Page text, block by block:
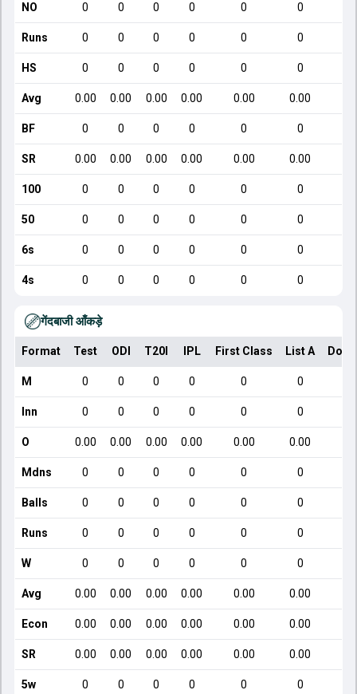
NO 0 0 0 0 0 0
Runs 0 0 0 0 0 0
HS 0 0 0 0 0 0
Avg 0.00 0.00 0.00 0.00 0.00 0.00
BF 0 0 0 0 0 0
SR 0.00 0.00 0.00 0.00 0.00 0.00
100 0 0 0 0 0 0
50 0 0 0 0 0 0
6s 0 0 0 0 0 0
4s 0 0 0 0 0 0
गेंदबाजी आँकड़े
Format Test ODI T20I IPL First Class List A
M 0 0 0 0 0 0
Inn 0 0 0 0 0 0
O 0.00 0.00 0.00 0.00 0.00 0.00
Mdns 0 0 0 0 0 0
Balls 0 0 0 0 0 0
Runs 0 0 0 0 0 0
W 0 0 0 0 0 0
Avg 0.00 0.00 0.00 0.00 0.00 0.00
Econ 0.00 0.00 0.00 0.00 0.00 0.00
SR 0.00 0.00 0.00 0.00 0.00 0.00
5w 0 0 0 0 0 0